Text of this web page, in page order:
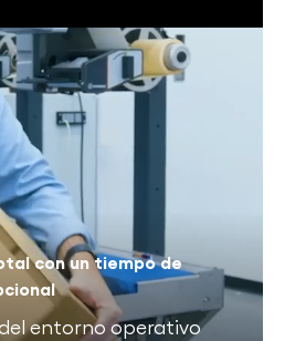
con un tiempo de
entorno operativo